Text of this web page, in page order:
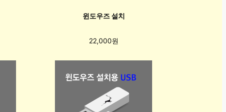
윈도우즈 설치
22,000원